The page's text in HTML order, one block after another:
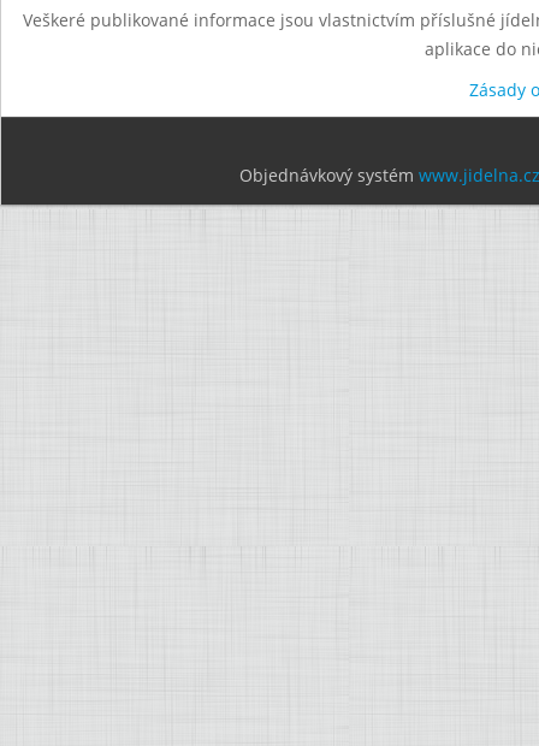
Veškeré publikované informace jsou vlastnictvím příslušné
aplikace do
Zásady
Objednávkový systém www.jidelna.cz